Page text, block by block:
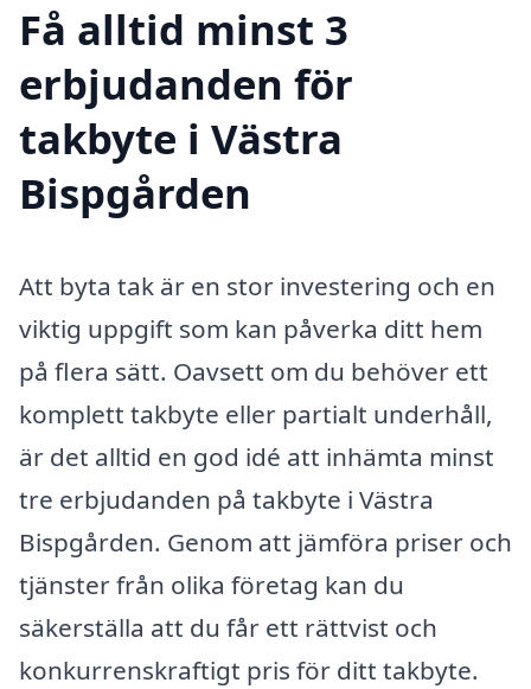
Få alltid minst 3
erbjudanden för
takbyte i Västra
Bispgården
Att byta tak är en stor investering och en
viktig uppgift som kan påverka ditt hem
på flera sätt. Oavsett om du behöver ett
komplett takbyte eller partialt underhåll,
är det alltid en god idé att inhämta minst
tre erbjudanden på takbyte i Västra
Bispgården. Genom att jämföra priser och
tjänster från olika företag kan du
säkerställa att du får ett rättvist och
konkurrenskraftigt pris för ditt takbyte.